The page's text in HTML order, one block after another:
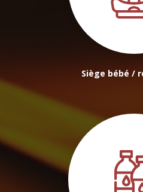
Siège bébé /